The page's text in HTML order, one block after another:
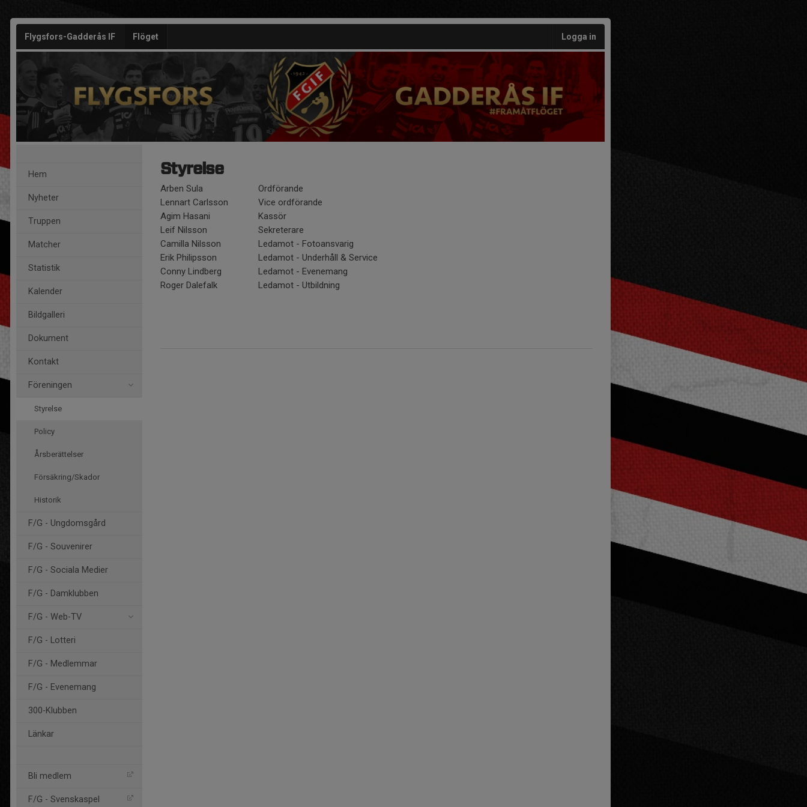
Flygsfors-Gadderås IF Flöget Logga in
Hem
Nyheter
Truppen
Matcher
Statistik
Kalender
Bildgalleri
Dokument
Kontakt
Föreningen
Styrelse
Policy
Årsberättelser
Försäkring/Skador
Historik
F/G - Ungdomsgård
F/G - Souvenirer
F/G - Sociala Medier
F/G - Damklubben
F/G - Web-TV
F/G - Lotteri
F/G - Medlemmar
F/G - Evenemang
300-Klubben
Länkar
Bli medlem
F/G - Svenskaspel
Styrelse
Arben Sula
Lennart Carlsson
Agim Hasani
Leif Nilsson
Camilla Nilsson
Erik Philipsson
Conny Lindberg
Roger Dalefalk
Ordförande
Vice ordförande
Kassör
Sekreterare
Ledamot - Fotoansvarig
Ledamot - Underhåll & Service
Ledamot - Evenemang
Ledamot - Utbildning